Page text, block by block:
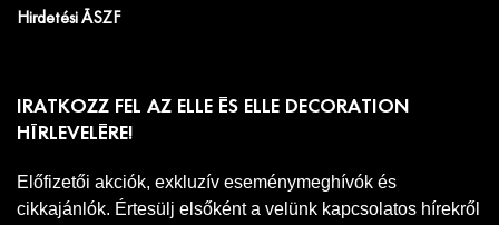
Hirdetési ÁSZF
IRATKOZZ FEL AZ ELLE ÉS ELLE DECORATION
HÍRLEVELÉRE!
Előfizetői akciók, exkluzív eseménymeghívók és
cikkajánlók. Értesülj elsőként a velünk kapcsolatos hírekről